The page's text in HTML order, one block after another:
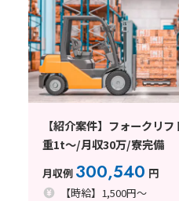
【紹介案件】フォークリ
重1t～/月収30万/寮完備
月収例 300,540 円
【時給】1,500円～